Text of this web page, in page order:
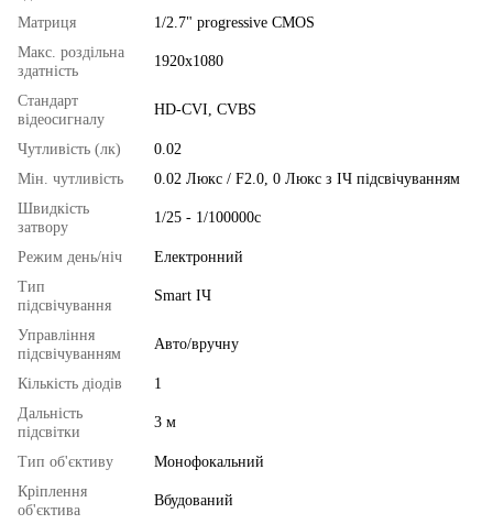
Матриця
1/2.7" progressive CMOS
Макс. роздільна
здатність
1920x1080
Стандарт
відеосигналу
HD-CVI, CVBS
Чутливість (лк)
0.02
Мін. чутливість
0.02 Люкс / F2.0, 0 Люкс з ІЧ підсвічуванням
Швидкість
затвору
1/25 - 1/100000с
Режим день/ніч
Електронний
Тип
підсвічування
Smart ІЧ
Управління
підсвічуванням
Авто/вручну
Кількість діодів
1
Дальність
підсвітки
3 м
Тип об'єктиву
Монофокальний
Кріплення
об'єктива
Вбудований